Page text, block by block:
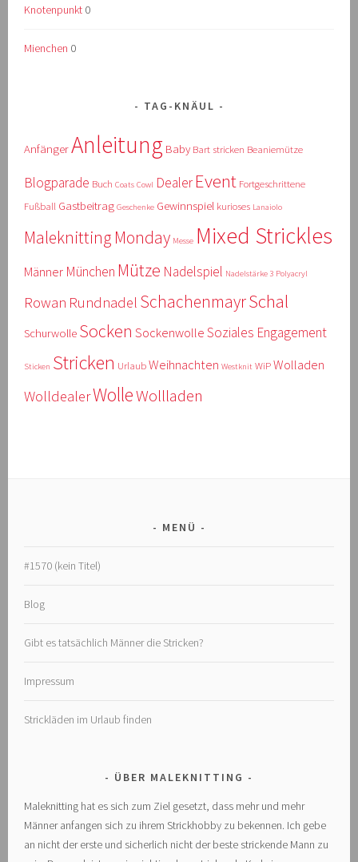
Knotenpunkt 0
Mienchen 0
TAG-KNÄUL
AnfängerAnleitung Baby Bart stricken Beaniemütze
Blogparade Buch Coats Cowl DealerEvent Fortgeschrittene
Fußball Gastbeitrag Geschenke Gewinnspiel kurioses Lanaiolo
Maleknitting Monday Messe Mixed Strickles
Männer München Mütze Nadelspiel Nadelstärke 3 Polyacryl
Rowan Rundnadel SchachenmayrSchal
Schurwolle Socken Sockenwolle Soziales Engagement
Sticken Stricken UrlaubWeihnachten Westknit WiPWolladen
WolldealerWolleWollladen
MENÜ
#1570 (kein Titel)
Blog
Gibt es tatsächlich Männer die Stricken?
Impressum
Strickläden im Urlaub finden
ÜBER MALEKNITTING
Maleknitting hat es sich zum Ziel gesetzt, dass mehr und mehr
Männer anfangen sich zu ihrem Strickhobby zu bekennen. Ich gebe
an nicht der erste und sicherlich nicht der beste strickende Mann zu